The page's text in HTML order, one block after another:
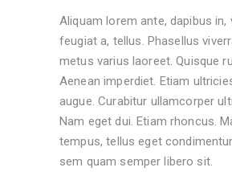
Aliquam lorem ante, dapibus in,
feugiat a, tellus. Phasellus
metus varius laoreet. Quisque
Aenean imperdiet. Etiam
augue. Curabitur ullamcorper
Nam eget dui. Etiam rhoncus.
tempus, tellus eget
sem quam semper libero sit.